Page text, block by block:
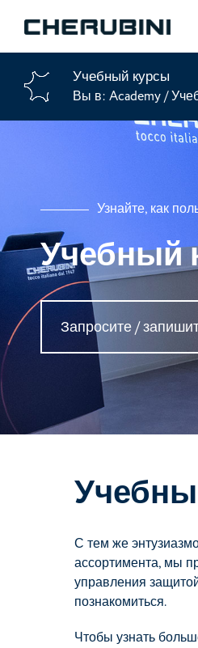
Учебный курсы
Вы в: Academy/
Узнайте, как
Учебный
Запросите /
С тем же
ассортимента, мы
управления
познакомиться.
Чтобы узнать